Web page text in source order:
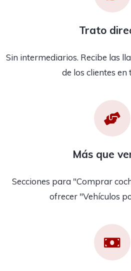
Trato
Sin intermediarios. Recibe las
de los clientes en
Más que
Secciones para "Comprar
ofrecer "Vehículos